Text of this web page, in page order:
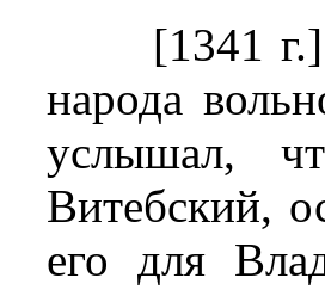
[1341
народа
услышал,
Витебский,
его для